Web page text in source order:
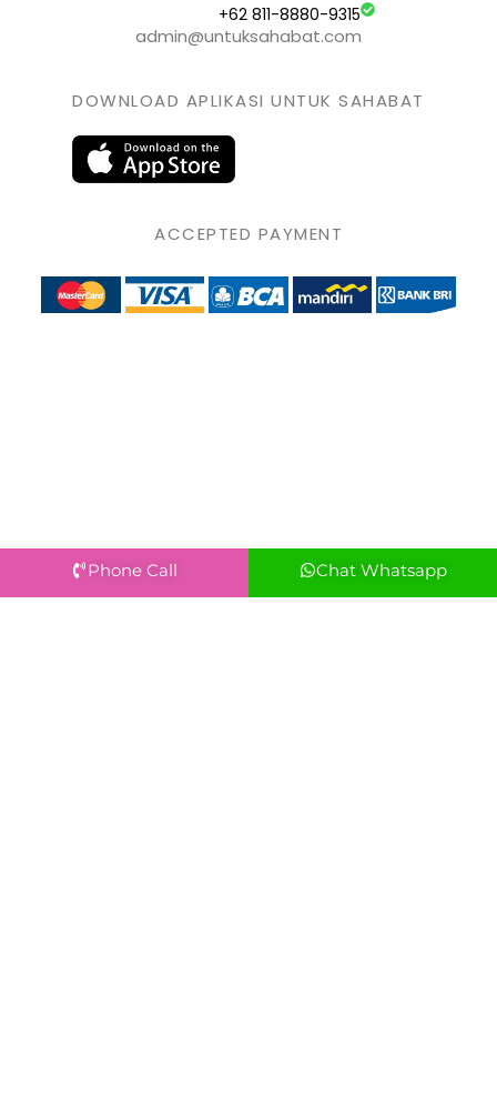
+62 811-8880-9315
admin@untuksahabat.com
DOWNLOAD APLIKASI UNTUK SAHABAT
ACCEPTED PAYMENT
Phone Call Chat Whatsapp